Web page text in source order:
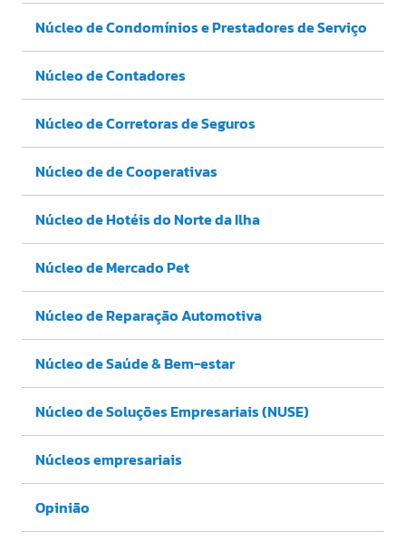
Núcleo de Condomínios e Prestadores de Serviço
Núcleo de Contadores
Núcleo de Corretoras de Seguros
Núcleo de de Cooperativas
Núcleo de Hotéis do Norte da Ilha
Núcleo de Mercado Pet
Núcleo de Reparação Automotiva
Núcleo de Saúde & Bem-estar
Núcleo de Soluções Empresariais (NUSE)
Núcleos empresariais
Opinião